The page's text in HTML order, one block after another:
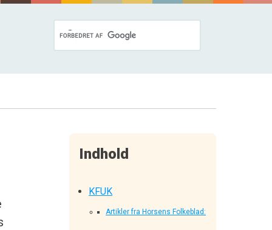
Indhold
KFUK
Artikler fra Horsens Folkeblad: